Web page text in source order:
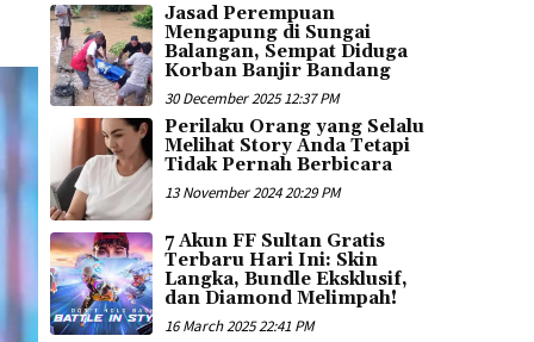
Jasad Perempuan
Mengapung di Sungai
Balangan, Sempat Diduga
Korban Banjir Bandang
30 December 2025 12:37 PM
Perilaku Orang yang Selalu
Melihat Story Anda Tetapi
Tidak Pernah Berbicara
13 November 2024 20:29 PM
7 Akun FF Sultan Gratis
Terbaru Hari Ini: Skin
Langka, Bundle Eksklusif,
dan Diamond Melimpah!
16 March 2025 22:41 PM